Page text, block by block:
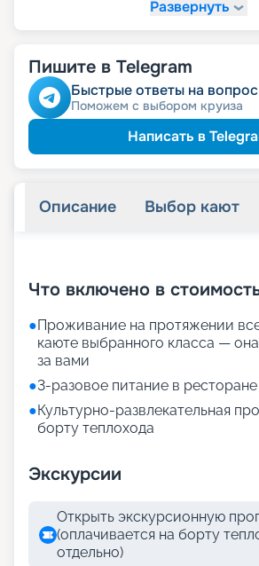
Скидка пенсионерам
Развернуть
Пишите в Telegram
Быстрые ответы на
Поможем с выбором круиза
Написать в
Описание Выбор кают
Что включено в
●Проживание на протяжении
каюте выбранного класса — она
за вами
●3-разовое питание в ресторане
●Культурно-развлекательная
борту теплохода
Экскурсии
Открыть экскурсионную
(оплачивается на борту
отдельно)